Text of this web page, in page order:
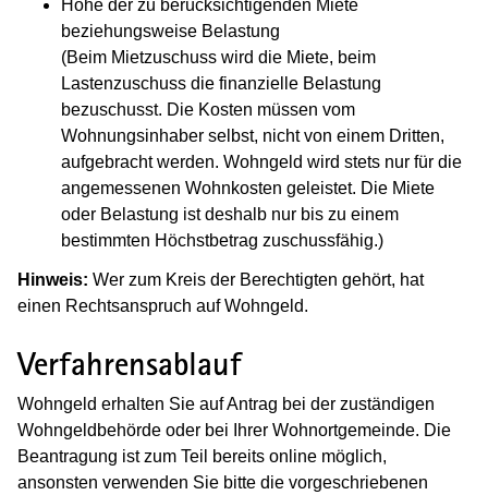
Höhe der zu berücksichtigenden Miete
beziehungsweise Belastung
(Beim Mietzuschuss wird die Miete, beim
Lastenzuschuss die finanzielle Belastung
bezuschusst. Die Kosten müssen vom
Wohnungsinhaber selbst, nicht von einem Dritten,
aufgebracht werden. Wohngeld wird stets nur für die
angemessenen Wohnkosten geleistet. Die Miete
oder Belastung ist deshalb nur bis zu einem
bestimmten Höchstbetrag zuschussfähig.)
Hinweis: Wer zum Kreis der Berechtigten gehört, hat
einen Rechtsanspruch auf Wohngeld.
Verfahrensablauf
Wohngeld erhalten Sie auf Antrag bei der zuständigen
Wohngeldbehörde oder bei Ihrer Wohnortgemeinde. Die
Beantragung ist zum Teil bereits online möglich,
ansonsten verwenden Sie bitte die vorgeschriebenen